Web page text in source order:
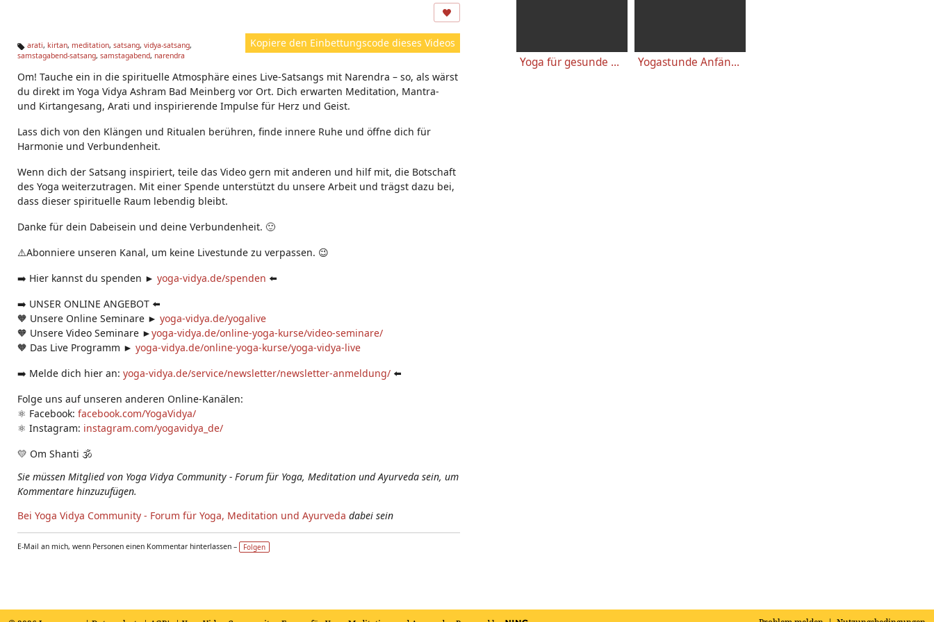
ns
ic
ht
e
Kopiere den Einbettungscode dieses Videos
Ta
s:
arati, kirtan, meditation, satsang, vidya-satsang,
samstagabend-satsang, samstagabend, narendra
Om! Tauche ein in die spirituelle Atmosphäre eines Live-Satsangs mit Narendra – so, als wärst
du direkt im Yoga Vidya Ashram Bad Meinberg vor Ort. Dich erwarten Meditation, Mantra-
und Kirtangesang, Arati und inspirierende Impulse für Herz und Geist.
Lass dich von den Klängen und Ritualen berühren, finde innere Ruhe und öffne dich für
Harmonie und Verbundenheit.
Wenn dich der Satsang inspiriert, teile das Video gern mit anderen und hilf mit, die Botschaft
des Yoga weiterzutragen. Mit einer Spende unterstützt du unsere Arbeit und trägst dazu bei,
dass dieser spirituelle Raum lebendig bleibt.
Danke für dein Dabeisein und deine Verbundenheit. 🙂
⚠️Abonniere unseren Kanal, um keine Livestunde zu verpassen. 😉
➡️ Hier kannst du spenden ► yoga-vidya.de/spenden ⬅️
➡️ UNSER ONLINE ANGEBOT ⬅️
🧡 Unsere Online Seminare ► yoga-vidya.de/yogalive
🧡 Unsere Video Seminare ►yoga-vidya.de/online-yoga-kurse/video-seminare/
🧡 Das Live Programm ► yoga-vidya.de/online-yoga-kurse/yoga-vidya-live
➡️ Melde dich hier an: yoga-vidya.de/service/newsletter/newsletter-anmeldung/ ⬅️
Folge uns auf unseren anderen Online-Kanälen:
⚛️ Facebook: facebook.com/YogaVidya/
⚛️ Instagram: instagram.com/yogavidya_de/
💛 Om Shanti 🕉
Sie müssen Mitglied von Yoga Vidya Community - Forum für Yoga, Meditation und Ayurveda sein, um
Kommentare hinzuzufügen.
Bei Yoga Vidya Community - Forum für Yoga, Meditation und Ayurveda dabei sein
E-Mail an mich, wenn Personen einen Kommentar hinterlassen – Folgen
Yoga für gesunde Knie - Einfache wirkungsvolle Gelenkübungen Yogastunde Anfänger 46 Minuten